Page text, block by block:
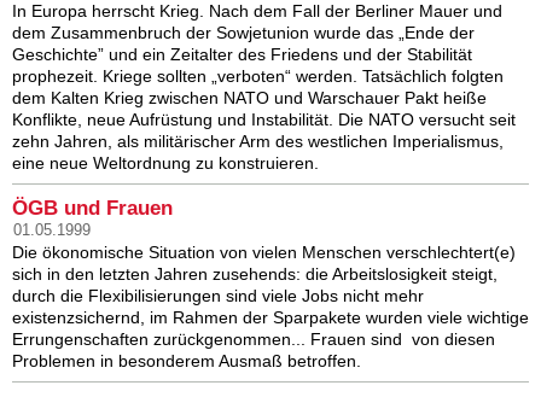
In Europa herrscht Krieg. Nach dem Fall der Berliner Mauer und
dem Zusammenbruch der Sowjetunion wurde das „Ende der
Geschichte” und ein Zeitalter des Friedens und der Stabilität
prophezeit. Kriege sollten „verboten“ werden. Tatsächlich folgten
dem Kalten Krieg zwischen NATO und Warschauer Pakt heiße
Konflikte, neue Aufrüstung und Instabilität. Die NATO versucht seit
zehn Jahren, als militärischer Arm des westlichen Imperialismus,
eine neue Weltordnung zu konstruieren.
ÖGB und Frauen
01.05.1999
Die ökonomische Situation von vielen Menschen verschlechtert(e)
sich in den letzten Jahren zusehends: die Arbeitslosigkeit steigt,
durch die Flexibilisierungen sind viele Jobs nicht mehr
existenzsichernd, im Rahmen der Sparpakete wurden viele wichtige
Errungenschaften zurückgenommen... Frauen sind von diesen
Problemen in besonderem Ausmaß betroffen.